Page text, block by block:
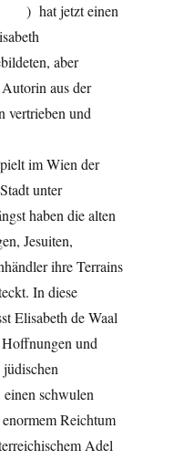
) hat jetzt einen
aber
aus der
vertrieben und
im Wien der
unter
haben die alten
Jesuiten,
ihre Terrains
In diese
Elisabeth de Waal
und
einen schwulen
Reichtum
Adel